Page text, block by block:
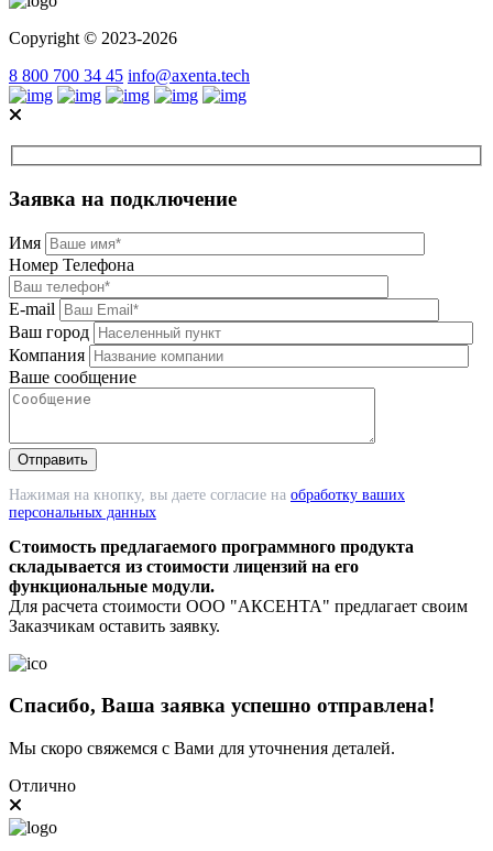
Copyright © 2023-2026
8 800 700 34 45 info@axenta.tech
Заявка на подключение
Имя
Номер Телефона
E-mail
Ваш город
Компания
Ваше сообщение
Нажимая на кнопку, вы даете согласие на обработку ваших
персональных данных
Стоимость предлагаемого программного продукта
складывается из стоимости лицензий на его
функциональные модули.
Для расчета стоимости ООО "АКСЕНТА" предлагает своим
Заказчикам оставить заявку.
Спасибо, Ваша заявка успешно отправлена!
Мы скоро свяжемся с Вами для уточнения деталей.
Отлично